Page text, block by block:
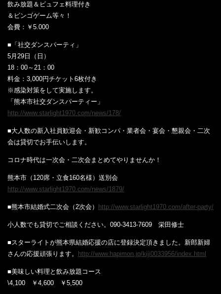
飲み放題＆ビュフェ料理付き
＆ビンゴゲーム等々！
会費：￥5.000
■「社交ダンスパーティ」
5月29日（日）
18：00～21：00
料金：3,000円チケット6枚付き
※感染対策をして実施します。
「熊本市社交ダンスパーティー」
http://www.starlight1970.com/news/178/
■大人数の新入社員歓迎会・新歓コンパ・業者会・宴会・懇親会・二次
会は貸切でお手伝いします。
コロナ時代は一次会・二次会まとめてやりませんか！
熊本市（120席・立食160名様）送別会
http://www.starlight1970.com/news/1879/
■熊本市結婚式二次会（2次会） http://www.starlight1970.com/after-party/
小人数でも貸切でご相談ください。090-3413-7609 栄田修士
■スターライトが熊本県結婚応援の店に登録決定頂きました。新郎新婦
さんの応援頑張ります。
http://www.hapimon.jp/kiji0033956/index.html
■美味しい料理と飲み放題コース
\4,100 ￥4,600 ￥5,500